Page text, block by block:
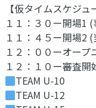
【仮タイムスケジュ
１１：３０ー開場1
１１：４５ー開場2
１２：００ーオープ
１２：１０ー審査
TEAM U-10
TEAM U-12